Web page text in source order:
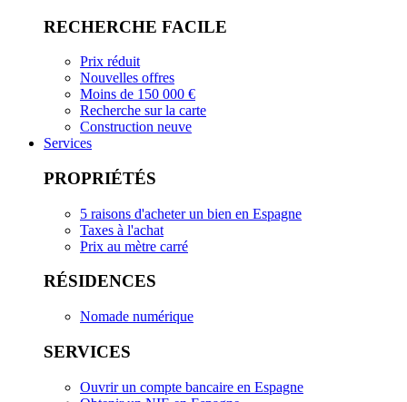
RECHERCHE FACILE
Prix réduit
Nouvelles offres
Moins de 150 000 €
Recherche sur la carte
Construction neuve
Services
PROPRIÉTÉS
5 raisons d'acheter un bien en Espagne
Taxes à l'achat
Prix au mètre carré
RÉSIDENCES
Nomade numérique
SERVICES
Ouvrir un compte bancaire en Espagne